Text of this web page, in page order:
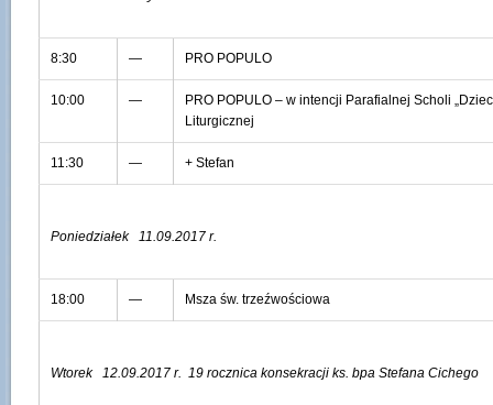
8:30 — PRO POPULO
10:00 —
PRO POPULO – w intencji Parafialnej Scholi
Liturgicznej
11:30 — + Stefan
Poniedziałek 11.09.2017 r.
18:00 — Msza św. trzeźwościowa
Wtorek 12.09.2017 r. 19 rocznica konsekracji ks. bpa Stefana Cichego